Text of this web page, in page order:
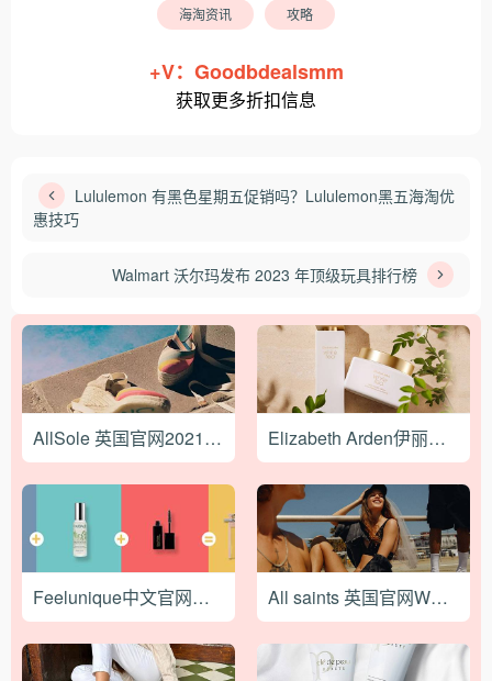
海淘资讯 攻略
+V：Goodbdealsmm
获取更多折扣信息
Lululemon 有黑色星期五促销吗？Lululemon黑五海淘优
惠技巧
Walmart 沃尔玛发布 2023 年顶级玩具排行榜
AllSole 英国官网2021最新海淘攻略 Elizabeth Arden伊丽莎白雅顿美国官网2022最新海淘教程
Feelunique中文官网海淘需要注意哪些事项？ All saints 英国官网WEB端最新海淘下单攻略